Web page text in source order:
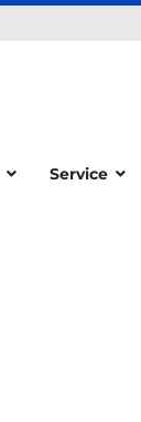
Service